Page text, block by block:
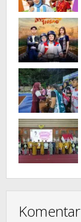
Komentar